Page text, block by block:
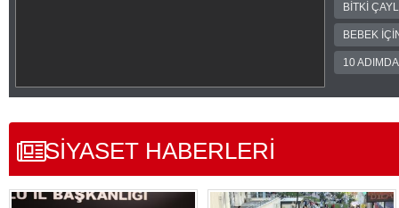
BİTKİ
BEBEK
10
SİYASET HABERLERİ